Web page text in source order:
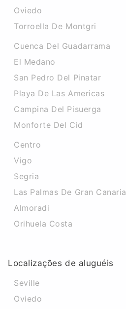
Oviedo
Torroella De Montgri
Cuenca Del Guadarrama
El Medano
San Pedro Del Pinatar
Playa De Las Americas
Campina Del Pisuerga
Monforte Del Cid
Centro
Vigo
Segria
Las Palmas De Gran Canaria
Almoradi
Orihuela Costa
Localizações de aluguéis
Seville
Oviedo